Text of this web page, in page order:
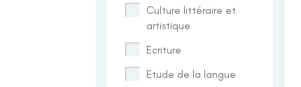
Culture littéraire et
artistique
Ecriture
Etude de la langue